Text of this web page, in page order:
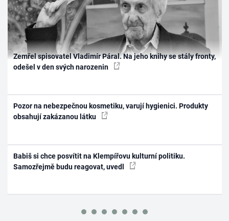
Zemřel spisovatel Vladimír Páral. Na jeho knihy se stály fronty,
odešel v den svých narozenin
Pozor na nebezpečnou kosmetiku, varují hygienici. Produkty
obsahují zakázanou látku
Babiš si chce posvítit na Klempířovu kulturní politiku.
Samozřejmě budu reagovat, uvedl